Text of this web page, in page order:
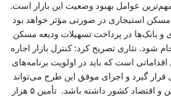
عوامل بهبود وضعیت این بازار است.
استیجاری در صورتی مؤثر خواهد بود
و بانک‌ها در پرداخت تسهیلات ودیعه مسکن
شود. نثاری تصریح کرد: کنترل بازار اجاره
است که باید در اولویت برنامه‌های
گیرد و اجرای موفق این طرح می‌تواند
آثار مثبتی بر بازار مسکن و اقتصاد کشور داشته باشد. تأمین ۵ هزار